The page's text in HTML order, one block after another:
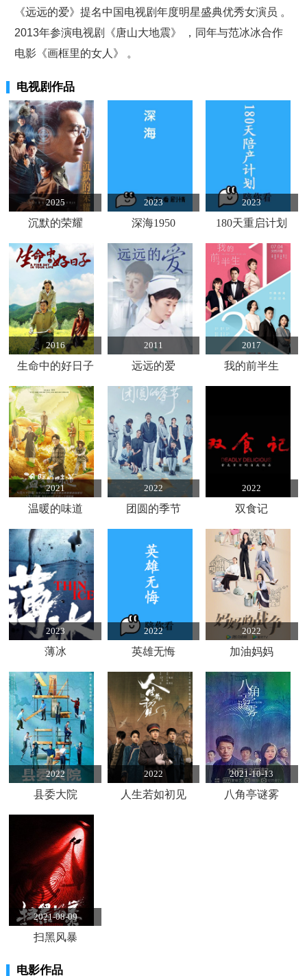
《远远的爱》提名中国电视剧年度明星盛典优秀女演员 。
2013年参演电视剧《唐山大地震》 ，同年与范冰冰合作
电影《画框里的女人》 。
电视剧作品
2025
沉默的荣耀
2023
深海1950
2023
180天重启计划
2016
生命中的好日子
2011
远远的爱
2017
我的前半生
2021
温暖的味道
2022
团圆的季节
2022
双食记
2023
薄冰
2022
英雄无悔
2022
加油妈妈
2022
县委大院
2022
人生若如初见
2021-10-13
八角亭谜雾
2021-08-09
扫黑风暴
电影作品